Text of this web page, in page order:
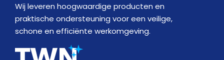
Wij leveren hoogwaardige producten en
praktische ondersteuning voor een veilige,
schone en efficiënte werkomgeving.